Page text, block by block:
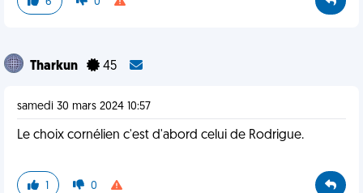
Tharkun 45
samedi 30 mars 2024 10:57
Le choix cornélien c'est d'abord celui de Rodrigue.
1 0